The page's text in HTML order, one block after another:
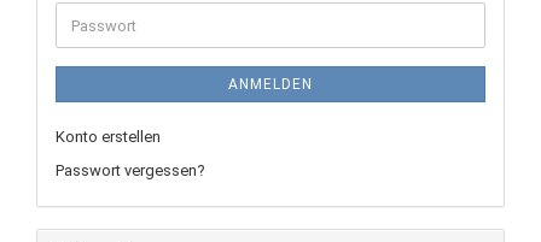
Passwort
ANMELDEN
Konto erstellen
Passwort vergessen?